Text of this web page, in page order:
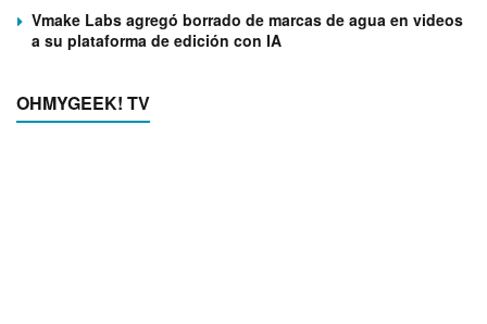
Vmake Labs agregó borrado de marcas de agua en videos
a su plataforma de edición con IA
OHMYGEEK! TV